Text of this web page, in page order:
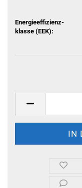
Energieeffizienz-
klasse (EEK):